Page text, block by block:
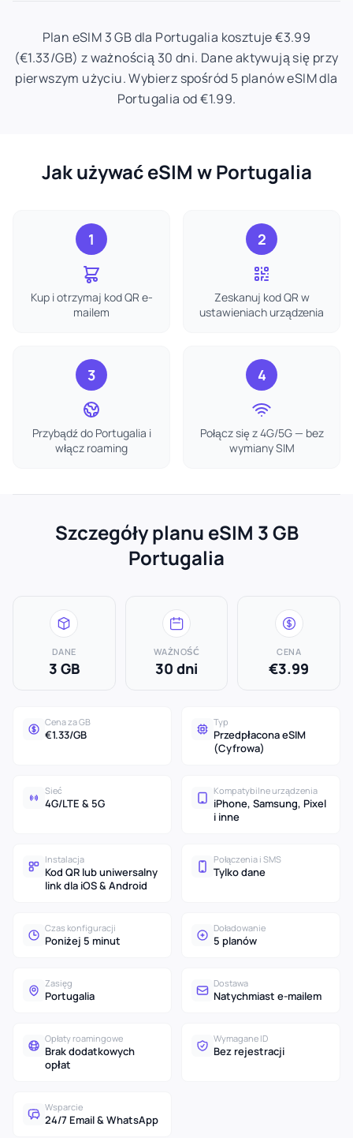
Plan eSIM 3 GB dla Portugalia kosztuje €3.99
(€1.33/GB) z ważnością 30 dni. Dane aktywują się przy
pierwszym użyciu. Wybierz spośród 5 planów eSIM dla
Portugalia od €1.99.
Jak używać eSIM w Portugalia
1
Kup i otrzymaj kod QR e-
mailem
2
Zeskanuj kod QR w
ustawieniach urządzenia
3
Przybądź do Portugalia i
włącz roaming
4
Połącz się z 4G/5G — bez
wymiany SIM
Szczegóły planu eSIM 3 GB
Portugalia
DANE
3 GB
WAŻNOŚĆ
30 dni
CENA
€3.99
Cena za GB
€1.33/GB
Typ
Przedpłacona eSIM
(Cyfrowa)
Sieć
4G/LTE & 5G
Kompatybilne urządzenia
iPhone, Samsung, Pixel
i inne
Instalacja
Kod QR lub uniwersalny
link dla iOS & Android
Połączenia i SMS
Tylko dane
Czas konfiguracji
Poniżej 5 minut
Doładowanie
5 planów
Zasięg
Portugalia
Dostawa
Natychmiast e-mailem
Opłaty roamingowe
Brak dodatkowych
opłat
Wymagane ID
Bez rejestracji
Wsparcie
24/7 Email & WhatsApp